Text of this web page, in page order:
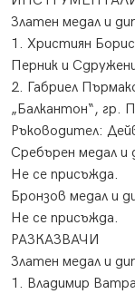
Златен медал и
1. Християн
Перник и
2. Габриел
„Балкантон“, гр.
Ръководител:
Сребърен медал и
Не се присъжда.
Бронзов медал и
Не се присъжда.
РАЗКАЗВАЧИ
Златен медал и
1. Владимир